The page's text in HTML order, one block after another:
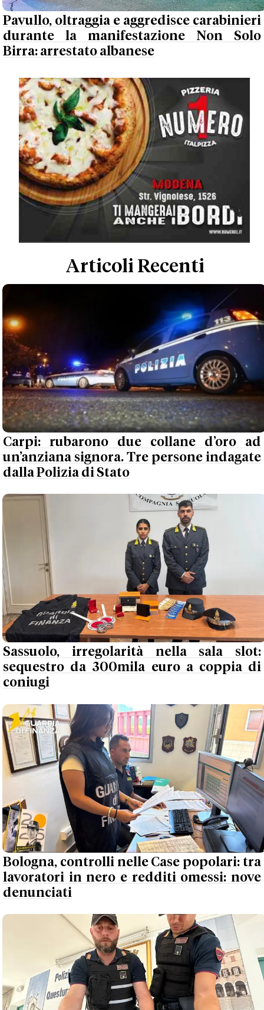
Pavullo, oltraggia e aggredisce carabinieri
durante la manifestazione Non Solo
Birra: arrestato albanese
Articoli Recenti
Carpi: rubarono due collane d’oro ad
un’anziana signora. Tre persone indagate
dalla Polizia di Stato
Sassuolo, irregolarità nella sala slot:
sequestro da 300mila euro a coppia di
coniugi
Bologna, controlli nelle Case popolari: tra
lavoratori in nero e redditi omessi: nove
denunciati